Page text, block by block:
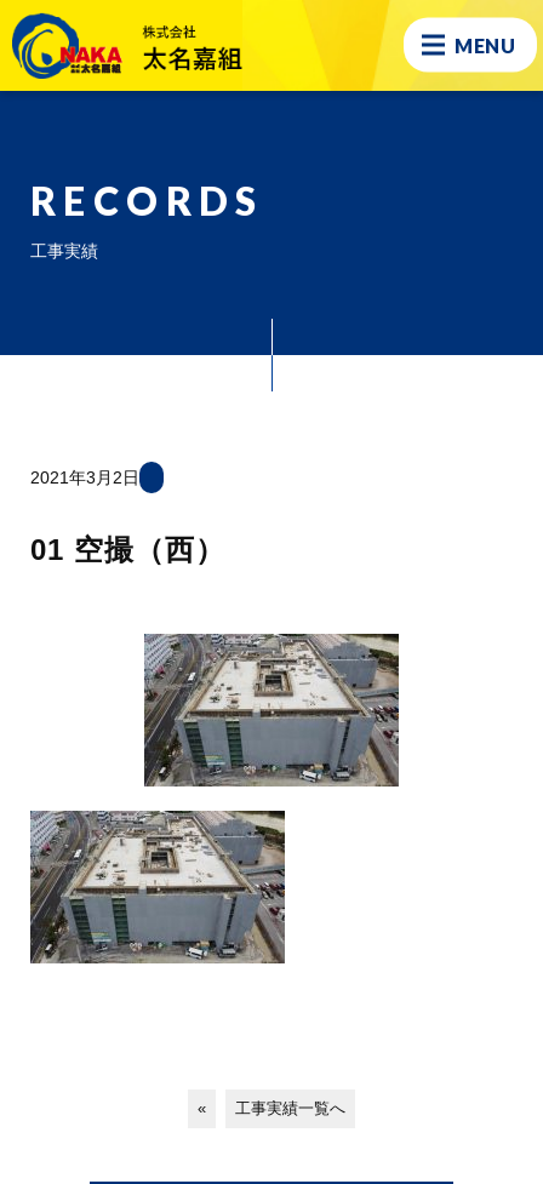
MENU
RECORDS
工事実績
2021年3月2日
01 空撮（西）
« 工事実績一覧へ